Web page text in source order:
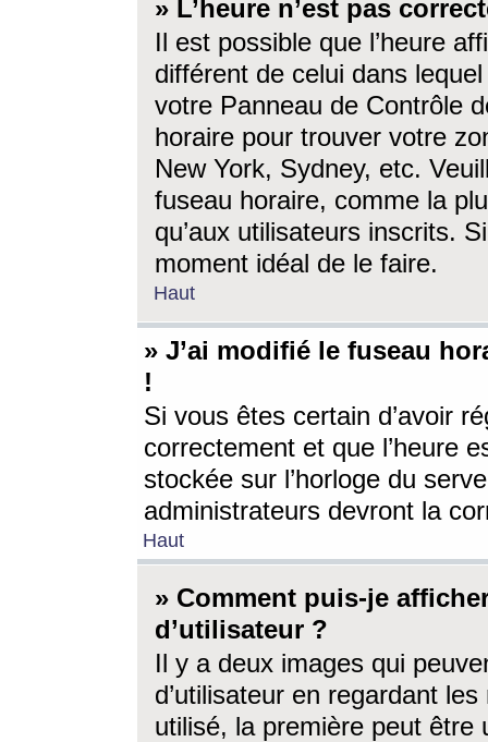
» L’heure n’est pas
Il est possible que l’heure
différent de celui dans
votre Panneau de Contrôle
horaire pour trouver votre
New York, Sydney, etc.
fuseau horaire, comme la
qu’aux utilisateurs inscrits.
moment idéal de le faire.
Haut
» J’ai modifié le fuseau
!
Si vous êtes certain d’avoir
correctement et que l’heure
stockée sur l’horloge du
administrateurs devront la
Haut
» Comment puis-je
d’utilisateur ?
Il y a deux images qui
d’utilisateur en regardant
utilisé, la première peut être